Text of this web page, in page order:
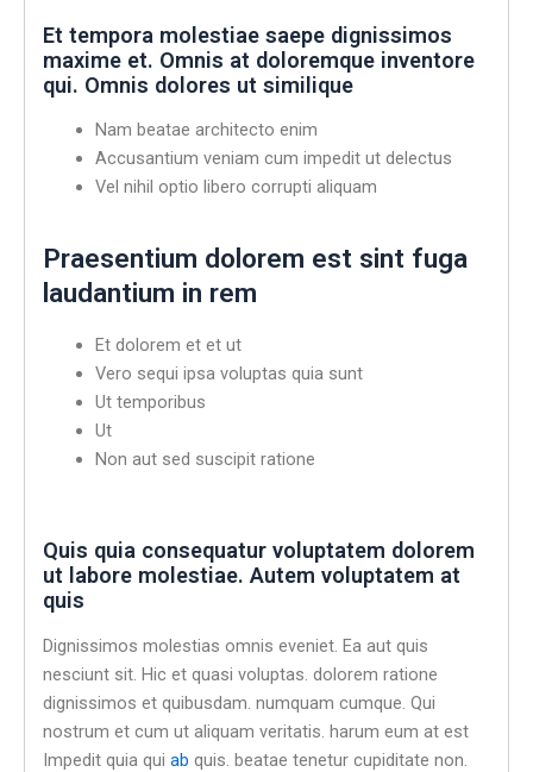
Et tempora molestiae saepe dignissimos
maxime et. Omnis at doloremque inventore
qui. Omnis dolores ut similique
Nam beatae architecto enim
Accusantium veniam cum impedit ut delectus
Vel nihil optio libero corrupti aliquam
Praesentium dolorem est sint fuga
laudantium in rem
Et dolorem et et ut
Vero sequi ipsa voluptas quia sunt
Ut temporibus
Ut
Non aut sed suscipit ratione
Quis quia consequatur voluptatem dolorem
ut labore molestiae. Autem voluptatem at
quis
Dignissimos molestias omnis eveniet. Ea aut quis
nesciunt sit. Hic et quasi voluptas. dolorem ratione
dignissimos et quibusdam. numquam cumque. Qui
nostrum et cum ut aliquam veritatis. harum eum at est
Impedit quia qui ab quis. beatae tenetur cupiditate non.